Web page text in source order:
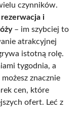
czynników.
i
– im szybciej to
atrakcyjnej
istotną rolę.
tygodnia, a
znacznie
cen, które
ofert. Leć z